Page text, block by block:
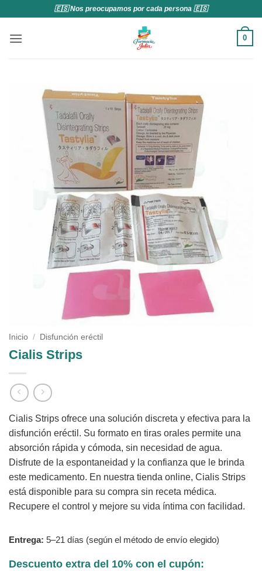
contenido
🇪🇸 Nos preocupamos por cada persona 🇪🇸
0
Inicio / Disfunción eréctil
Cialis Strips
Cialis Strips ofrece una solución discreta y efectiva para la
disfunción eréctil. Su formato en tiras orales permite una
absorción rápida y cómoda, sin necesidad de agua.
Disfrute de la espontaneidad y la confianza que le brinda
este medicamento. En nuestra tienda online, Cialis Strips
está disponible para su compra sin receta médica.
Recupere el control y mejore su vida íntima con facilidad.
Entrega: 5–21 días (según el método de envío elegido)
Descuento extra del 10% con el cupón: